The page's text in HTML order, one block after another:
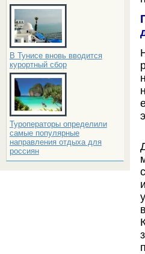
В Тунисе вновь вводится
курортный сбор
Туроператоры определили
самые популярные
направления отдыха для
россиян